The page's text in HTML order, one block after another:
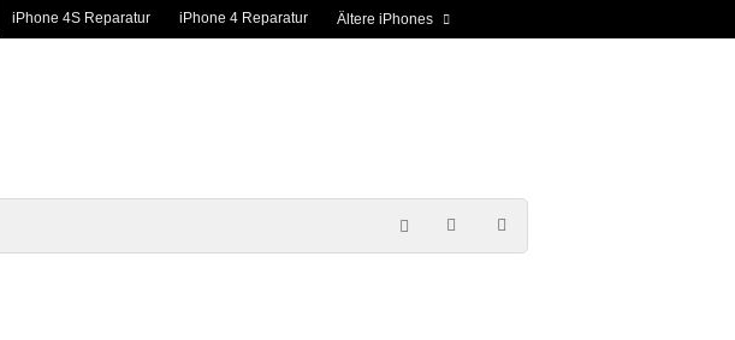
iPhone 4S Reparatur iPhone 4 Reparatur Ältere iPhones